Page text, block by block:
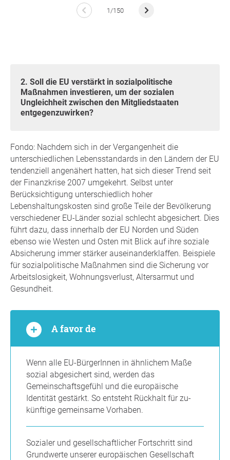
1/150
2. Soll die EU verstärkt in sozialpolitische
Maßnahmen investieren, um der sozialen
Ungleichheit zwischen den Mitgliedstaaten
entgegenzuwirken?
Fondo: Nachdem sich in der Vergangenheit die
unterschiedlichen Lebensstandards in den Ländern der EU
tendenziell angenähert hatten, hat sich dieser Trend seit
der Finanzkrise 2007 umgekehrt. Selbst unter
Berücksichtigung unterschiedlich hoher
Lebenshaltungskosten sind große Teile der Bevölkerung
verschiedener EU-Länder sozial schlecht abgesichert. Dies
führt dazu, dass innerhalb der EU Norden und Süden
ebenso wie Westen und Osten mit Blick auf ihre soziale
Absicherung immer stärker auseinanderklaffen. Beispiele
für sozialpolitische Maßnahmen sind die Sicherung vor
Arbeitslosigkeit, Wohnungsverlust, Altersarmut und
Gesundheit.
A favor de
Wenn alle EU-BürgerInnen in ähnlichem Maße
sozial abgesichert sind, werden das
Gemeinschaftsgefühl und die europäische
Identität gestärkt. So entsteht Rückhalt für zu-
künftige gemeinsame Vorhaben.
Sozialer und gesellschaftlicher Fortschritt sind
Grundwerte unserer europäischen Gesellschaft